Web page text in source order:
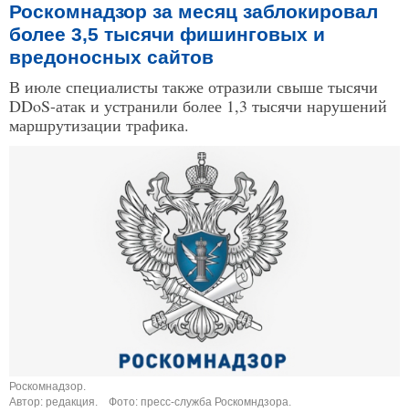
Роскомнадзор за месяц заблокировал
более 3,5 тысячи фишинговых и
вредоносных сайтов
В июле специалисты также отразили свыше тысячи
DDoS-атак и устранили более 1,3 тысячи нарушений
маршрутизации трафика.
Роскомнадзор.
Автор: редакция.
Фото: пресс-служба Роскомндзора.